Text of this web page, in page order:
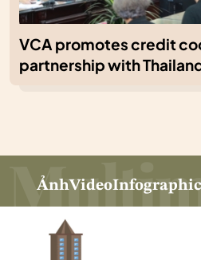
VCA promotes credit
partnership with
ẢnhVideoInfographic